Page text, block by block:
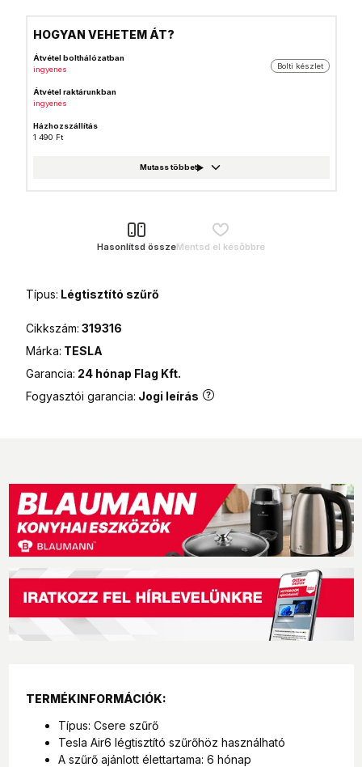
Hasonlítsd összeMentsd el későbbre
Típus: Légtisztító szűrő
Cikkszám: 319316
Márka: TESLA
Garancia: 24 hónap Flag Kft.
Fogyasztói garancia: Jogi leírás
HOGYAN VEHETEM ÁT?
Átvétel bolthálózatban
ingyenes
Bolti készlet
Átvétel raktárunkban
ingyenes
Házhozszállítás
1 490 Ft
MPL Posta (Postán maradó)
MPL Posta csomagautomata
TERMÉKINFORMÁCIÓK:
Típus: Csere szűrő
Tesla Air6 légtisztító szűrőhöz használható
A szűrő ajánlott élettartama: 6 hónap